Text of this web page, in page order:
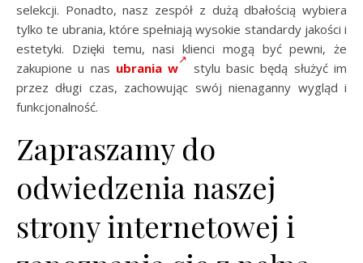
selekcji. Ponadto, nasz zespół z dużą dbałością wybiera
tylko te ubrania, które spełniają wysokie standardy jakości i
estetyki. Dzięki temu, nasi klienci mogą być pewni, że
zakupione u nas ubrania w
stylu basic będą służyć im
przez długi czas, zachowując swój nienaganny wygląd i
funkcjonalność.
Zapraszamy do
odwiedzenia naszej
strony internetowej i